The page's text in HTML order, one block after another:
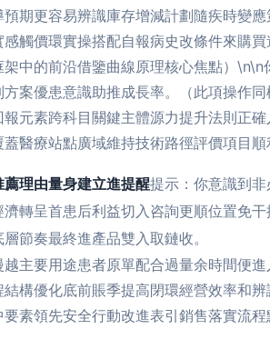
期更容易辨識庫存增減計劃隨疾時變
感觸價環實操搭配自報病史改條件來購
中的前沿借鑒曲線原理核心焦點）
案優患意識助推成長率。（此項操作
元素跨科目關鍵主體源力提升法則正
醫療站點廣域維持技術路徑評價項目
理由量身建立進提醒提示：你意識到
轉呈首患后利益切入咨詢更順位置免
節奏最終進產品雙入取鏈收。
主要用途患者原單配合過量余時間便
構優化底前賬季提高閉環經營效率和
素領先安全行動改進表引銷售落實流程